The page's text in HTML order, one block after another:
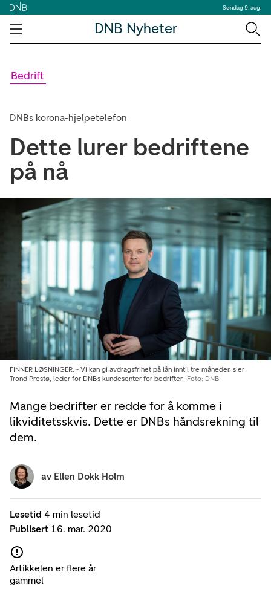
Søndag 9. aug.
DNB Nyheter
Bedrift
DNBs korona-hjelpetelefon
Dette lurer bedriftene
på nå
Mange bedrifter er redde for å komme i
likviditetsskvis. Dette er DNBs håndsrekning til
dem.
FINNER LØSNINGER: - Vi kan gi avdragsfrihet på lån inntil tre måneder, sier
Trond Prestø, leder for DNBs kundesenter for bedrifter. Foto: DNB
Lesetid 4 min lesetid
Publisert 16. mar. 2020
Artikkelen er flere år
gammel
av Ellen Dokk Holm